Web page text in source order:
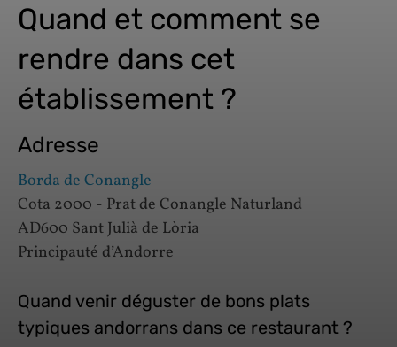
Quand et comment se
rendre dans cet
établissement ?
Adresse
Borda de Conangle
Cota 2000 - Prat de Conangle Naturland
AD600 Sant Julià de Lòria
Principauté d’Andorre
Quand venir déguster de bons plats
typiques andorrans dans ce restaurant ?